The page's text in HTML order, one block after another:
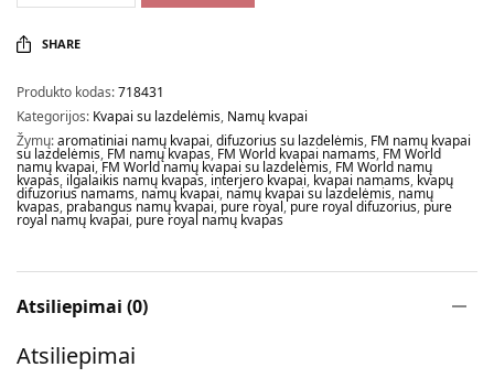
SHARE
Produkto kodas:718431
Kategorijos: Kvapai su lazdelėmis, Namų kvapai
Žymų:aromatiniai namų kvapai,difuzorius su lazdelėmis, FM namų kvapai
su lazdelėmis, FM namų kvapas, FM World kvapai namams, FM World
namų kvapai,FM World namų kvapai su lazdelėmis, FM World namų
kvapas, ilgalaikis namų kvapas, interjero kvapai, kvapai namams, kvapų
difuzorius namams, namų kvapai, namų kvapai su lazdelėmis, namų
kvapas, prabangus namų kvapai,pure royal,pure royal difuzorius, pure
royal namų kvapai, pure royal namų kvapas
Atsiliepimai (0)
Atsiliepimai